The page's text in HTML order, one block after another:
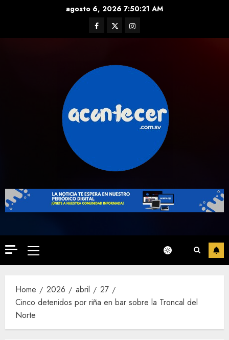
agosto 6, 2026 7:50:22 AM
Facebook
TwitterInstagram
Primary
Menu
Home 2026 abril
27
Cinco detenidos por riña en bar sobre la Troncal del
Norte